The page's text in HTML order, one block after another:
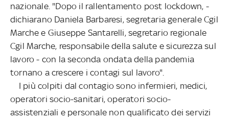
nazionale. "Dopo il rallentamento post lockdown, -
dichiarano Daniela Barbaresi, segretaria generale Cgil
Marche e Giuseppe Santarelli, segretario regionale
Cgil Marche, responsabile della salute e sicurezza sul
lavoro - con la seconda ondata della pandemia
tornano a crescere i contagi sul lavoro".
I più colpiti dal contagio sono infermieri, medici,
operatori socio-sanitari, operatori socio-
assistenziali e personale non qualificato dei servizi